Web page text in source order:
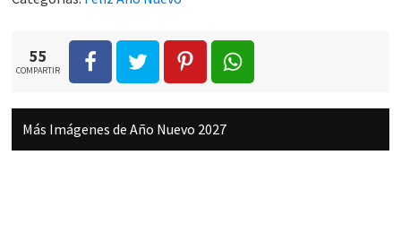
55
COMPARTIR
Más Imágenes de Año Nuevo 2027